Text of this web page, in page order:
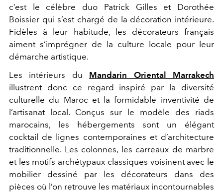
c’est le célèbre duo Patrick Gilles et Dorothée
Boissier qui s’est chargé de la décoration intérieure.
Fidèles à leur habitude, les décorateurs français
aiment s’imprégner de la culture locale pour leur
démarche artistique.
Les intérieurs du Mandarin Oriental Marrakech
illustrent donc ce regard inspiré par la diversité
culturelle du Maroc et la formidable inventivité de
l’artisanat local. Conçus sur le modèle des riads
marocains, les hébergements sont un élégant
cocktail de lignes contemporaines et d’architecture
traditionnelle. Les colonnes, les carreaux de marbre
et les motifs archétypaux classiques voisinent avec le
mobilier dessiné par les décorateurs dans des
pièces où l’on retrouve les matériaux incontournables